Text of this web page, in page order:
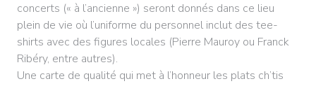
concerts (« à l’ancienne ») seront donnés dans ce lieu
plein de vie où l’uniforme du personnel inclut des tee-
shirts avec des figures locales (Pierre Mauroy ou Franck
Ribéry, entre autres).
Une carte de qualité qui met à l’honneur les plats ch’tis